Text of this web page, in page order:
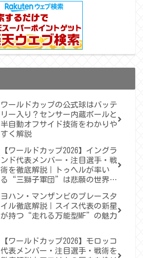
ワールドカップの公式球はバッテ
リー入り？センサー内蔵ボールと
半自動オフサイド技術をわかりや
すく解説
【ワールドカップ2026】イングラ
ンド代表メンバー・注目選手・戦
術を徹底解説｜トゥヘルが率い
る“三獅子軍団”は悲願の世界一
ヨハン・マンザンビのプレースタ
イル徹底解説｜スイス代表の新星
が持つ“走れる万能型MF”の魅力
【ワールドカップ2026】モロッコ
代表メンバー・注目選手・戦術を